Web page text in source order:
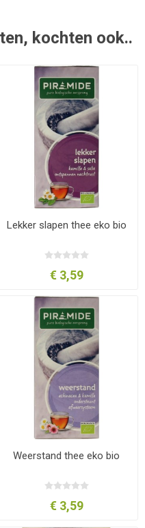
kochten ook..
Lekker slapen thee eko bio
€ 3,59
Weerstand thee eko bio
€ 3,59